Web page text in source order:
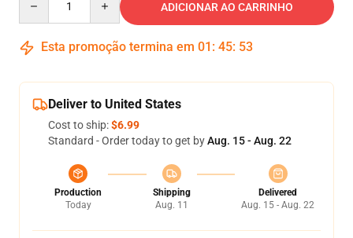
ADICIONAR AO CARRINHO
Esta promoção termina em 01 : 45: 53
Deliver to United States
Cost to ship:$6.99
Standard - Order today to get byAug. 15 - Aug. 22
Production
Today
Shipping
Aug. 11
Delivered
Aug. 15 - Aug. 22